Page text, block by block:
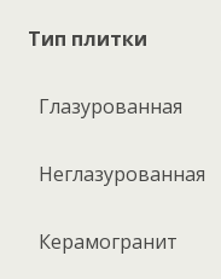
Тип плитки
Глазурованная
Неглазурованная
Керамогранит